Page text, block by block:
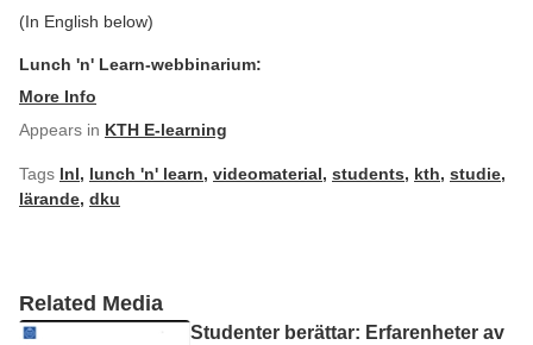
Related Media
Studenter berättar: Erfarenheter av
(In English below)
Lunch 'n' Learn-webbinarium:
More Info
Appears in KTH E-learning
Tags lnl, lunch 'n' learn, videomaterial, students, kth, studie,
lärande, dku